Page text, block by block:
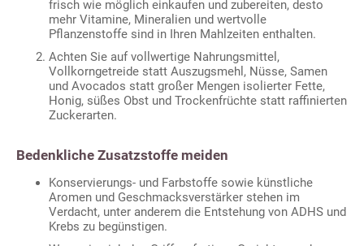
frisch wie möglich einkaufen und zubereiten, desto
mehr Vitamine, Mineralien und wertvolle
Pflanzenstoffe sind in Ihren Mahlzeiten enthalten.
Achten Sie auf vollwertige Nahrungsmittel,
Vollkorngetreide statt Auszugsmehl, Nüsse, Samen
und Avocados statt großer Mengen isolierter Fette,
Honig, süßes Obst und Trockenfrüchte statt raffinierten
Zuckerarten.
Bedenkliche Zusatzstoffe meiden
Konservierungs- und Farbstoffe sowie künstliche
Aromen und Geschmacksverstärker stehen im
Verdacht, unter anderem die Entstehung von ADHS und
Krebs zu begünstigen.